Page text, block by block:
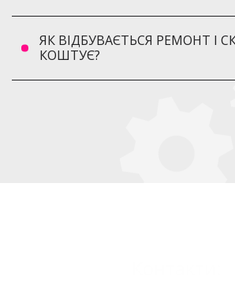
ЯК ВІДБУВАЄТЬСЯ РЕМОНТ І
КОШТУЄ?